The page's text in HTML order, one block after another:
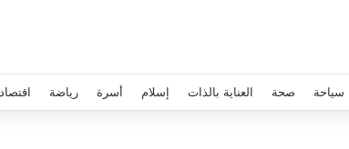
سياحة صحة العناية بالذات إسلام أسرة رياضة اقتصاد